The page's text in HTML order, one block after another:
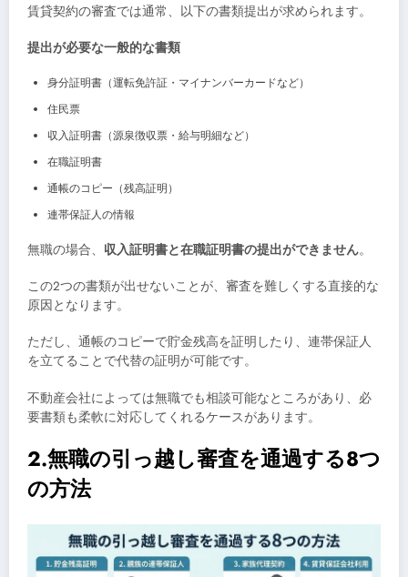
賃貸契約の審査では通常、以下の書類提出が求められます。
提出が必要な一般的な書類
身分証明書（運転免許証・マイナンバーカードなど）
住民票
収入証明書（源泉徴収票・給与明細など）
在職証明書
通帳のコピー（残高証明）
連帯保証人の情報
無職の場合、 収入証明書と在職証明書の提出ができません。
この2つの書類が出せないことが、審査を難しくする直接的な
原因となります。
ただし、通帳のコピーで貯金残高を証明したり、連帯保証人
を立てることで代替の証明が可能です。
不動産会社によっては無職でも相談可能なところがあり、必
要書類も柔軟に対応してくれるケースがあります。
2.無職の引っ越し審査を通過する8つ
の方法